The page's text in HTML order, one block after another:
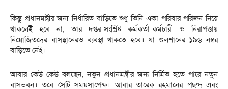
কিন্তু প্রধানমন্ত্রীর জন্য নির্ধারিত বাড়িতে শুধু তিনি একা পরিবার পরিজন নিয়ে
থাকলেই হবে না, তার দপ্তর-সংশ্লিষ্ট কর্মকর্তা-কর্মচারী ও নিরাপত্তায়
নিয়োজিতদের বাসস্থানেরও ব্যবস্থা থাকতে হবে। যা গুলশানের ১৯৬ নম্বর
বাড়িতে নেই।
আবার কেউ কেউ বলছেন, নতুন প্রধানমন্ত্রীর জন্য নির্মিত হতে পারে নতুন
বাসভবন। তবে সেটি সময়সাপেক্ষ। আবার তারেক রহমানের পছন্দ এবং